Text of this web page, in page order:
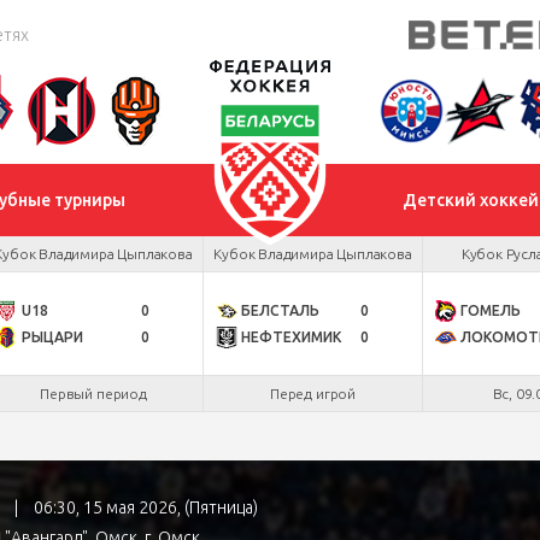
турниры Детский хоккей
Владимира Цыплакова
U18
0
РЫЦАРИ
0
Первый период
Кубок Владимира Цыплакова
БЕЛСТАЛЬ
0
НЕФТЕХИМИК
0
Перед игрой
Кубок
ГОМЕЛЬ
Вс,
06:30, 15 мая 2026, (Пятница)